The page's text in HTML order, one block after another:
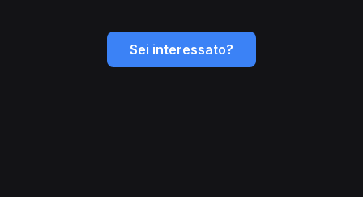
Sei interessato?